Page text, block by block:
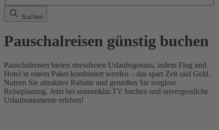
Suchen
Pauschalreisen günstig buchen
Pauschalreisen bieten stressfreien Urlaubsgenuss, indem Flug und
Hotel in einem Paket kombiniert werden – das spart Zeit und Geld.
Nutzen Sie attraktive Rabatte und genießen Sie sorglose
Reiseplanung. Jetzt bei sonnenklar.TV buchen und unvergessliche
Urlaubsmomente erleben!